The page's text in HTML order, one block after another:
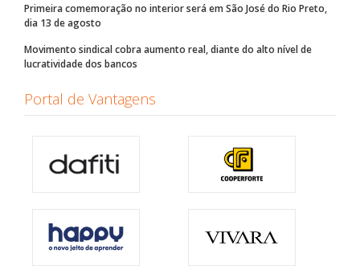
Primeira comemoração no interior será em São José do Rio Preto,
dia 13 de agosto
Movimento sindical cobra aumento real, diante do alto nível de
lucratividade dos bancos
Portal de Vantagens